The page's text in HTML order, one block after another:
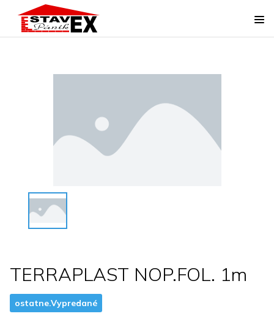
TERRAPLAST NOP.FOL. 1m
ostatne.Vypredané